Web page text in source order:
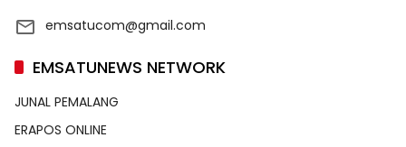
emsatucom@gmail.com
EMSATUNEWS NETWORK
JUNAL PEMALANG
ERAPOS ONLINE